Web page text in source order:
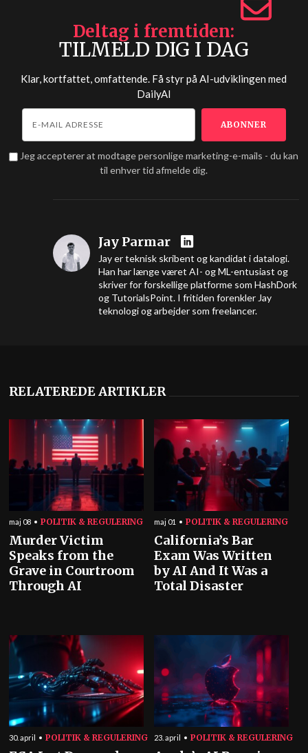
Deltag i fremtiden
TILMELD DIG I DAG
Klar, kortfattet, omfattende. Få styr på AI-udviklingen med
DailyAI
Jeg accepterer at modtage personlige marketing-e-mails - du kan
til enhver tid afmelde dig.
Jay Parmar
Jay er teknisk skribent og kandidat i datalogi.
Han har længe været AI- og ML-entusiast og
skriver for forskellige platforme som HashDork
og TutorialsPoint. I fritiden forenkler Jay
teknologi og arbejder som freelancer.
RELATEREDE ARTIKLER
maj 08 POLITIK & REGULERING
Murder Victim
Speaks from the
Grave in Courtroom
Through AI
maj 01 POLITIK & REGULERING
California’s Bar
Exam Was Written
by AI And It Was a
Total Disaster
30. april POLITIK & REGULERING 23. april POLITIK & REGULERING